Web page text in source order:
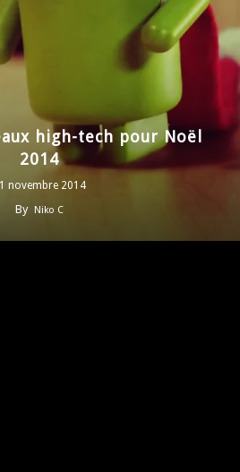
high-tech pour Noël
2014
novembre 2014
By Niko C